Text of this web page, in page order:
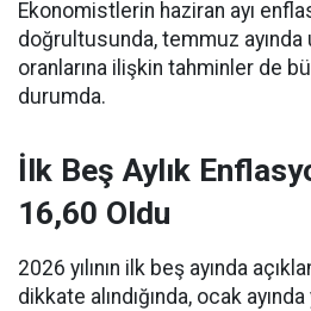
Ekonomistlerin haziran ayı
doğrultusunda, temmuz ayında
oranlarına ilişkin tahminler de
durumda.
İlk Beş Aylık
16,60 Oldu
2026 yılının ilk beş ayında
dikkate alındığında, ocak